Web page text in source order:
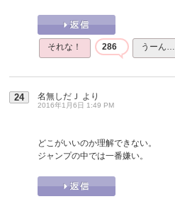
それな！ 286 うーん…
24 名無しだＪ より
2016年1月6日 1:49 PM
どこがいいのか理解できない。
ジャンプの中では一番嫌い。